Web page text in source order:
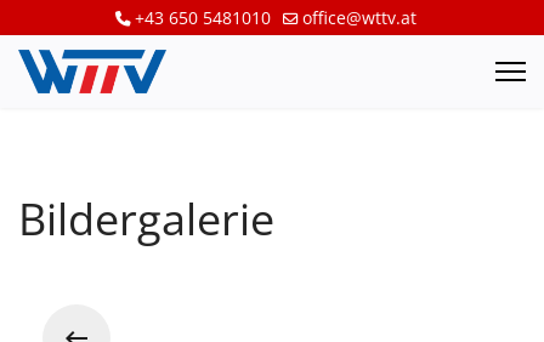
+43 650 5481010 office@wttv.at
Bildergalerie